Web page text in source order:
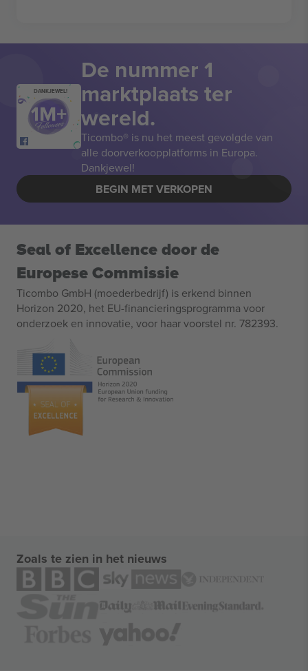
DANKJEWEL!
De nummer 1
marktplaats ter
wereld.
Ticombo® is nu het meest gevolgde van
alle doorverkoopplatforms in Europa.
Dankjewel!
BEGIN MET VERKOPEN
Seal of Excellence door de
Europese Commissie
Ticombo GmbH (moederbedrijf) is erkend binnen
Horizon 2020, het EU-financieringsprogramma voor
onderzoek en innovatie, voor haar voorstel nr. 782393.
Zoals te zien in het nieuws